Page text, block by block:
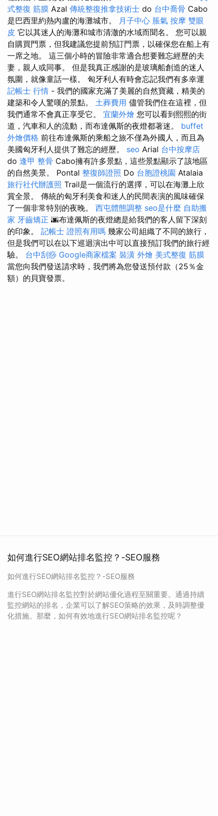
式整復 筋膜 Azal 傳統整復推拿技術士 do 台中喬骨 Cabo
是巴西里約熱內盧的海灘城市。 月子中心 脹氣 按摩 雙眼
皮 它以其迷人的海灘和城市清澈的水域而聞名。 您可以親
自購買門票，但我建議您提前預訂門票，以確保您在船上有
一席之地。 這三個小時的冒險非常適合想要難忘經歷的夫
妻，親人或同事。 但是我真正感謝的是玻璃船創造的迷人
氛圍，就像童話一樣。 匈牙利人有時會忘記我們有多幸運
記帳士 行情 - 我們的國家充滿了美麗的自然寶藏，精美的
建築和令人驚嘆的景點。 土葬費用 儘管我們住在這裡，但
我們通常不會真正享受它。 宜蘭外燴 您可以看到熙熙的街
道，汽車和人的流動，而布達佩斯的夜燈都著迷。 buffet
外燴價格 前往布達佩斯的乘船之旅不僅為外國​​人，而且為
美國匈牙利人提供了難忘的經歷。 seo Arial 台中按摩店
do 逢甲 整骨 Cabo擁有許多景點，這些景點顯示了該地區
的自然美景。 Pontal 整復師證照 Do 台胞證桃園 Atalaia
旅行社代辦護照 Trail是一個流行的選擇，可以在海灘上欣
賞全景。 傳統的匈牙利美食和迷人的民間表演的風味確保
了一個非常特別的夜晚。 西屯體態調整 seo是什麼 自助搬
家 牙齒矯正 🌆布達佩斯的夜燈總是給我們的客人留下深刻
的印象。 記帳士 證照有用嗎 幾家公司組織了不同的旅行，
但是我們可以在以下巡迴演出中可以直接預訂我們的旅行經
驗。 台中刮痧 Google商家檔案 裝潢 外燴 美式整復 筋膜
當您向我們發送請求時，我們將為您發送預付款（25％金
額）的貝寶發票。
如何進行SEO網站排名監控？-SEO服務
如何進行SEO網站排名監控？-SEO服務
進行SEO網站排名監控對於網站優化過程至關重要。通過持續
監控網站的排名，企業可以了解SEO策略的效果，及時調整優
化措施。那麼，如何有效地進行SEO網站排名監控呢？